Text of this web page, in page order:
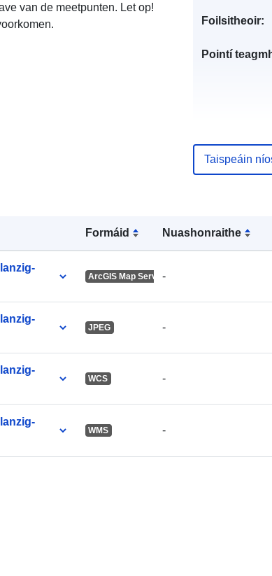
van de meetpunten. Let op!
Formáid Nuashonraithe
ArcGIS Map Service
-
JPEG -
WCS -
WMS -
Foilsitheoir:
Pointí
Taifead
uriRef:
Taispeáin